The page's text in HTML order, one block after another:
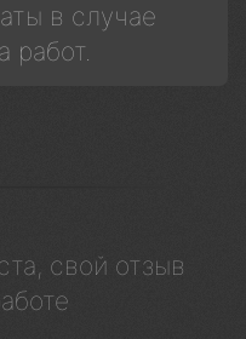
в случае
работ.
свой отзыв